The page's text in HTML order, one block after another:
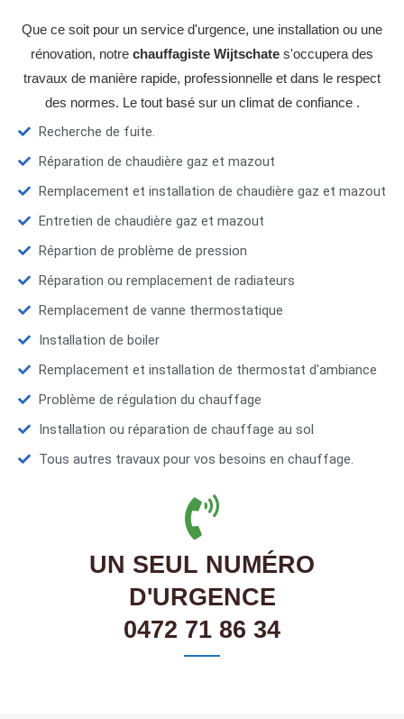
Que ce soit pour un service d'urgence, une installation ou une
rénovation, notre chauffagiste Wijtschate s'occupera des
travaux de manière rapide, professionnelle et dans le respect
des normes. Le tout basé sur un climat de confiance .
Recherche de fuite.
Réparation de chaudière gaz et mazout
Remplacement et installation de chaudière gaz et mazout
Entretien de chaudière gaz et mazout
Répartion de problème de pression
Réparation ou remplacement de radiateurs
Remplacement de vanne thermostatique
Installation de boiler
Remplacement et installation de thermostat d'ambiance
Problème de régulation du chauffage
Installation ou réparation de chauffage au sol
Tous autres travaux pour vos besoins en chauffage.
UN SEUL NUMÉRO
D'URGENCE
0472 71 86 34